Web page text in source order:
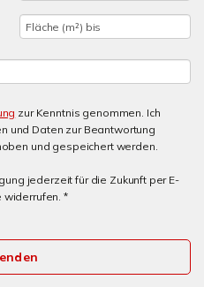
zur Kenntnis genommen. Ich
und Daten zur Beantwortung
und gespeichert werden.
jederzeit für die Zukunft per E-
widerrufen. *